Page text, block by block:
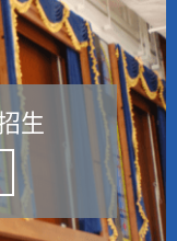
生